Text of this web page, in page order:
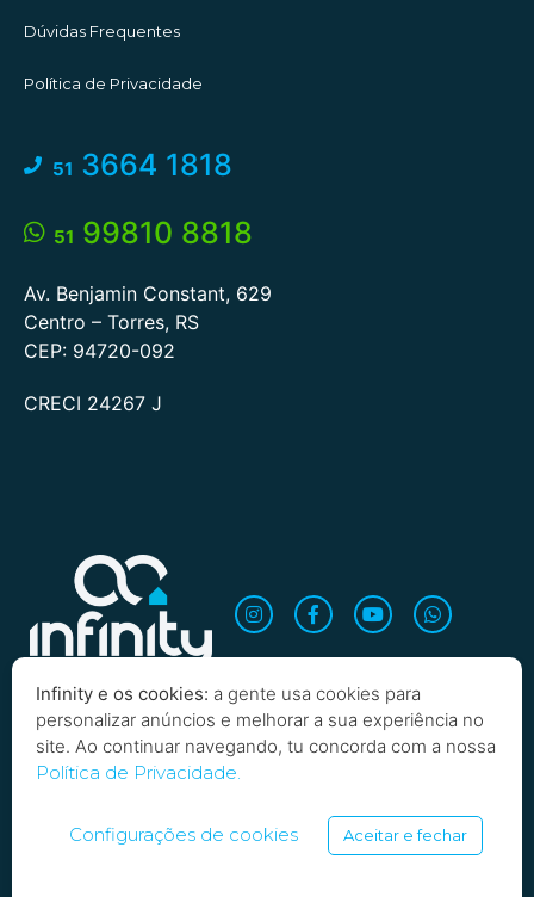
Quero saber mais!
Dúvidas Frequentes
Política de Privacidade
51 3664 1818
51 99810 8818
Av. Benjamin Constant, 629
Centro – Torres, RS
CEP: 94720-092
CRECI 24267 J
reservados
Infinity e os cookies: a gente usa cookies para
personalizar anúncios e melhorar a sua experiência no
site. Ao continuar navegando, tu concorda com a nossa
Política de Privacidade.
Configurações de cookies Aceitar e fechar